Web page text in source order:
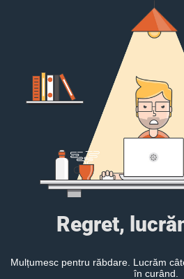
Regret,
Mulțumesc pentru răbdare. Lucrăm
în curând.